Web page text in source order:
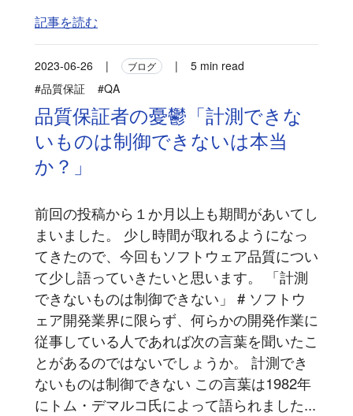
記事を読む
2023-06-26 | ブログ |
5 min read
#品質保証
#QA
品質保証者の憂鬱「計測できな
いものは制御できないは本当
か？」
前回の投稿から１か月以上も期間があいてし
まいました。 少し時間が取れるようになっ
てきたので、今回もソフトウェア品質につい
て少し語っていきたいと思います。 「計測
できないものは制御できない」 # ソフトウ
ェア開発業界に限らず、何らかの開発作業に
従事している人であれば次の言葉を聞いたこ
とがあるのではないでしょうか。 計測でき
ないものは制御できない この言葉は1982年
にトム・デマルコ氏によって語られました...